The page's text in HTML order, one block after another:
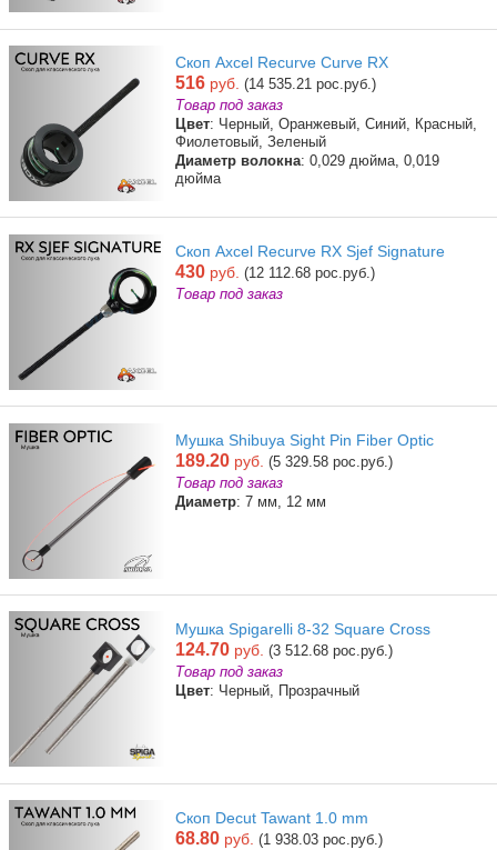
Скоп Axcel Recurve Curve RX
516 руб. (14 535.21 рос.руб.)
Товар под заказ
Цвет: Черный, Оранжевый, Синий, Красный,
Фиолетовый, Зеленый
Диаметр волокна: 0,029 дюйма, 0,019
дюйма
Скоп Axcel Recurve RX Sjef Signature
430 руб. (12 112.68 рос.руб.)
Товар под заказ
Мушка Shibuya Sight Pin Fiber Optic
189.20 руб. (5 329.58 рос.руб.)
Товар под заказ
Диаметр: 7 мм, 12 мм
Мушка Spigarelli 8-32 Square Cross
124.70 руб. (3 512.68 рос.руб.)
Товар под заказ
Цвет: Черный, Прозрачный
Скоп Decut Tawant 1.0 mm
68.80 руб. (1 938.03 рос.руб.)